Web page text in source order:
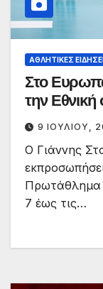
ΑΘΛΗΤΙΚΈΣ
Στο
την
9 ΙΟΥΛΊΟΥ,
Ο Γιάννης
Πρωτάθλημα
7 έως τις…